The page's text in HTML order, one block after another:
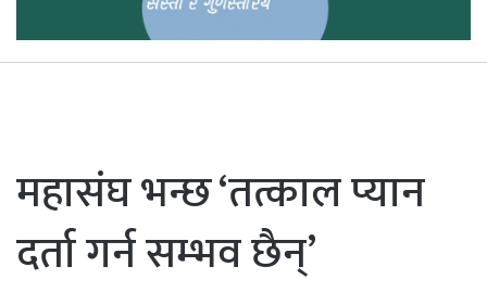
महासंघ भन्छ ‘तत्काल प्यान
दर्ता गर्न सम्भव छैन्’